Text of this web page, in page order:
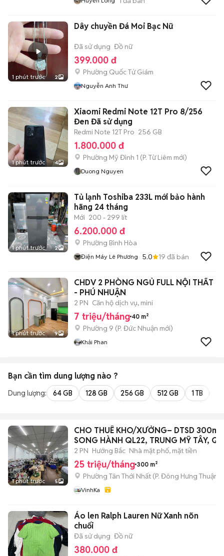
1 phút trước 2
Dây chuyền Đá Moi Bạc Nữ
Đã sử dụng Đồ nữ
399.000 đ
Phường Quốc Tử Giám
Nguyễn Anh Thư
1 phút trước 4
Xiaomi Redmi Note 12T Pro 8/256
Đen Đã sử dụng
Redmi Note 12T Pro 256 GB
1.800.000 đ
Phường Mỹ Đình 1 (P. Từ Liêm mới)
Duong Nguyen
1 phút trước 2
Tủ lạnh Toshiba 233L mới bảo hành
hãng 24 tháng
Mới 200 - 299 lít
6.200.000 đ
Phường Bình Hòa
Điện Máy Lê Phương 5.0 19 đã bán
1 phút trước 9
CHDV 2 PHÒNG NGỦ FULL NỘI THẤT
- PHÚ NHUẬN
2 PN Căn hộ dịch vụ, mini
7 triệu/tháng 40 m²
Phường 9 (P. Đức Nhuận mới)
Khải Phan
Bạn cần tìm dung lượng nào ?
Dung lượng: 64 GB 128 GB 256 GB 512 GB 1 TB
1 phút trước 5
CHO THUÊ KHO/XƯỞNG– DTSD
SONG HÀNH QL22, TRUNG MỸ TÂY,
2 PN Hướng Bắc Nhà mặt phố, mặt tiền
25 triệu/tháng 300 m²
Phường Tân Thới Nhất (P. Đông Hưng Thuận
VinhKa
Áo len Ralph Lauren Nữ Xanh nõn
chuối
Đã sử dụng Đồ nữ
380.000 đ